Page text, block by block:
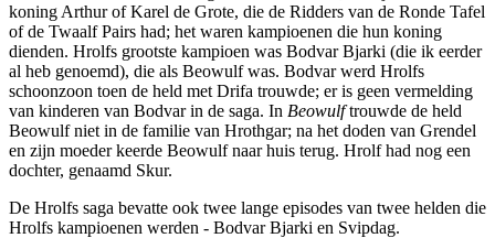
koning Arthur of Karel de Grote, die de Ridders van de Ronde Tafel
of de Twaalf Pairs had; het waren kampioenen die hun koning
dienden. Hrolfs grootste kampioen was Bodvar Bjarki (die ik eerder
al heb genoemd), die als Beowulf was. Bodvar werd Hrolfs
schoonzoon toen de held met Drifa trouwde; er is geen vermelding
van kinderen van Bodvar in de saga. In Beowulftrouwde de held
Beowulf niet in de familie van Hrothgar; na het doden van Grendel
en zijn moeder keerde Beowulf naar huis terug. Hrolf had nog een
dochter, genaamd Skur.
De Hrolfs saga bevatte ook twee lange episodes van twee helden die
Hrolfs kampioenen werden - Bodvar Bjarki en Svipdag.